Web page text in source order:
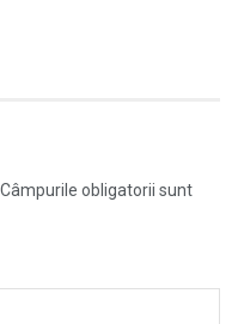
Câmpurile obligatorii sunt